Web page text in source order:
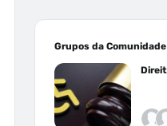
Grupos da Comunidade